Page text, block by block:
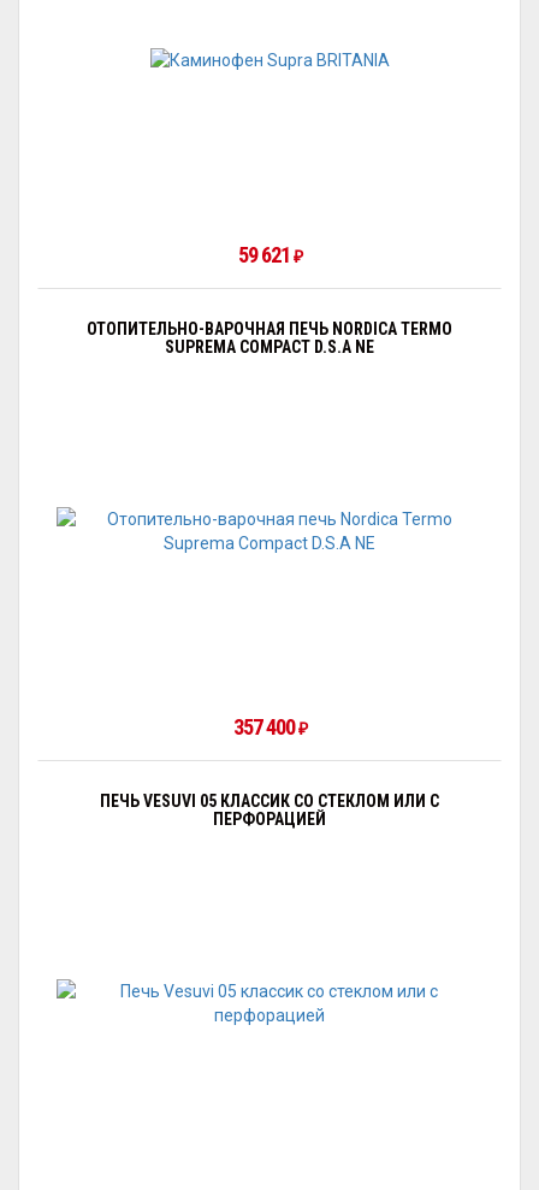
59 621 ₽
ОТОПИТЕЛЬНО-ВАРОЧНАЯ ПЕЧЬ NORDICA TERMO
SUPREMA COMPACT D.S.A NE
357 400 ₽
ПЕЧЬ VESUVI 05 КЛАССИК СО СТЕКЛОМ ИЛИ С
ПЕРФОРАЦИЕЙ